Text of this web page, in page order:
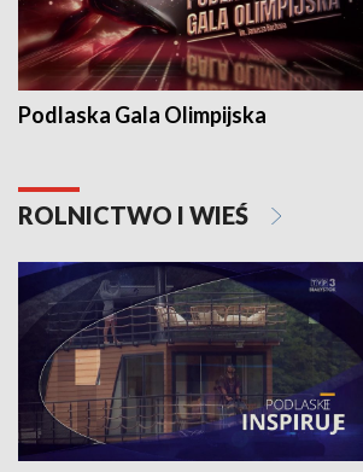
Podlaska Gala Olimpijska
ROLNICTWO I WIEŚ